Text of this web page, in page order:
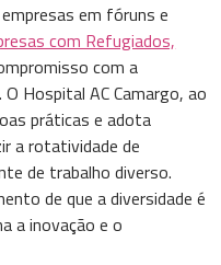
em fóruns e
com Refugiados,
com a
Hospital AC Camargo, ao
práticas e adota
a rotatividade de
de trabalho diverso.
de que a diversidade é
a inovação e o